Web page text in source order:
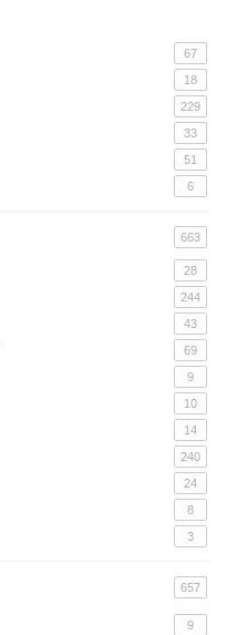
67
18
229
33
51
6
663
28
244
43
69
9
10
14
240
24
8
3
657
9